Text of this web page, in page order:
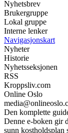
Nyhetsbrev
Brukergruppe
Lokal gruppe
Interne lenker
Navigasjonskart
Nyheter
Historie
Nyhetsseksjonen
RSS
Kroppsliv.com
Online Oslo
Den komplette
Denne e-boken gir
sunn kostholdsplan